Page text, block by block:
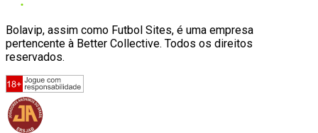
Bolavip, assim como Futbol Sites, é uma empresa
pertencente à Better Collective. Todos os direitos
reservados.